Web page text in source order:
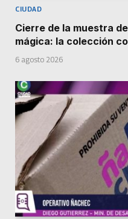
CIUDAD
Cierre de la muestra
mágica: la colección
6 agosto 2026